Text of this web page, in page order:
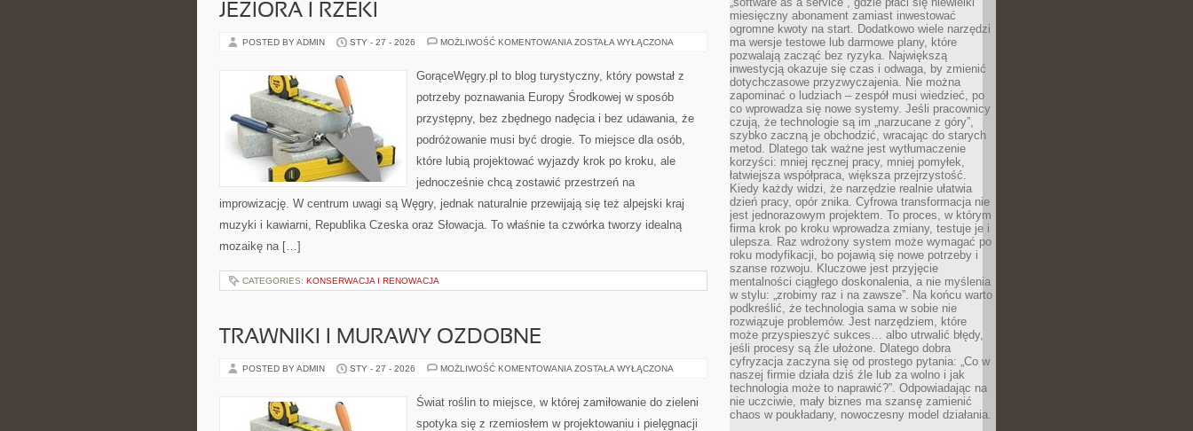
JEZIORA I RZEKI
POSTED BY ADMIN STY - 27 - 2026 MOŻLIWOŚĆ KOMENTOWANIA JEZIORA
ZOSTAŁA WYŁĄCZONA
GorąceWęgry.pl to blog turystyczny, który powstał z
potrzeby poznawania Europy Środkowej w sposób
przystępny, bez zbędnego nadęcia i bez udawania, że
podróżowanie musi być drogie. To miejsce dla osób,
które lubią projektować wyjazdy krok po kroku, ale
jednocześnie chcą zostawić przestrzeń na
improwizację. W centrum uwagi są Węgry, jednak naturalnie przewijają się też alpejski kraj
muzyki i kawiarni, Republika Czeska oraz Słowacja. To właśnie ta czwórka tworzy idealną
mozaikę na […]
CATEGORIES: KONSERWACJA I RENOWACJA
TRAWNIKI I MURAWY OZDOBNE
POSTED BY ADMIN STY - 27 - 2026 MOŻLIWOŚĆ KOMENTOWANIA TRAWNIKI
OZDOBNE
ZOSTAŁA WYŁĄCZONA
Świat roślin to miejsce, w której zamiłowanie do zieleni
spotyka się z rzemiosłem w projektowaniu i pielęgnacji
miesięczny abonament zamiast inwestować
ogromne kwoty na start. Dodatkowo wiele narzędzi
ma wersje testowe lub darmowe plany, które
pozwalają zacząć bez ryzyka. Największą
inwestycją okazuje się czas i odwaga, by zmienić
dotychczasowe przyzwyczajenia. Nie można
zapominać o ludziach – zespół musi wiedzieć, po
co wprowadza się nowe systemy. Jeśli pracownicy
czują, że technologie są im „narzucane z góry”,
szybko zaczną je obchodzić, wracając do starych
metod. Dlatego tak ważne jest wytłumaczenie
korzyści: mniej ręcznej pracy, mniej pomyłek,
łatwiejsza współpraca, większa przejrzystość.
Kiedy każdy widzi, że narzędzie realnie ułatwia
dzień pracy, opór znika. Cyfrowa transformacja nie
jest jednorazowym projektem. To proces, w którym
firma krok po kroku wprowadza zmiany, testuje je i
ulepsza. Raz wdrożony system może wymagać po
roku modyfikacji, bo pojawią się nowe potrzeby i
szanse rozwoju. Kluczowe jest przyjęcie
mentalności ciągłego doskonalenia, a nie myślenia
w stylu: „zrobimy raz i na zawsze”. Na końcu warto
podkreślić, że technologia sama w sobie nie
rozwiązuje problemów. Jest narzędziem, które
może przyspieszyć sukces… albo utrwalić błędy,
jeśli procesy są źle ułożone. Dlatego dobra
cyfryzacja zaczyna się od prostego pytania: „Co w
naszej firmie działa dziś źle lub za wolno i jak
technologia może to naprawić?”. Odpowiadając na
nie uczciwie, mały biznes ma szansę zamienić
chaos w poukładany, nowoczesny model działania.